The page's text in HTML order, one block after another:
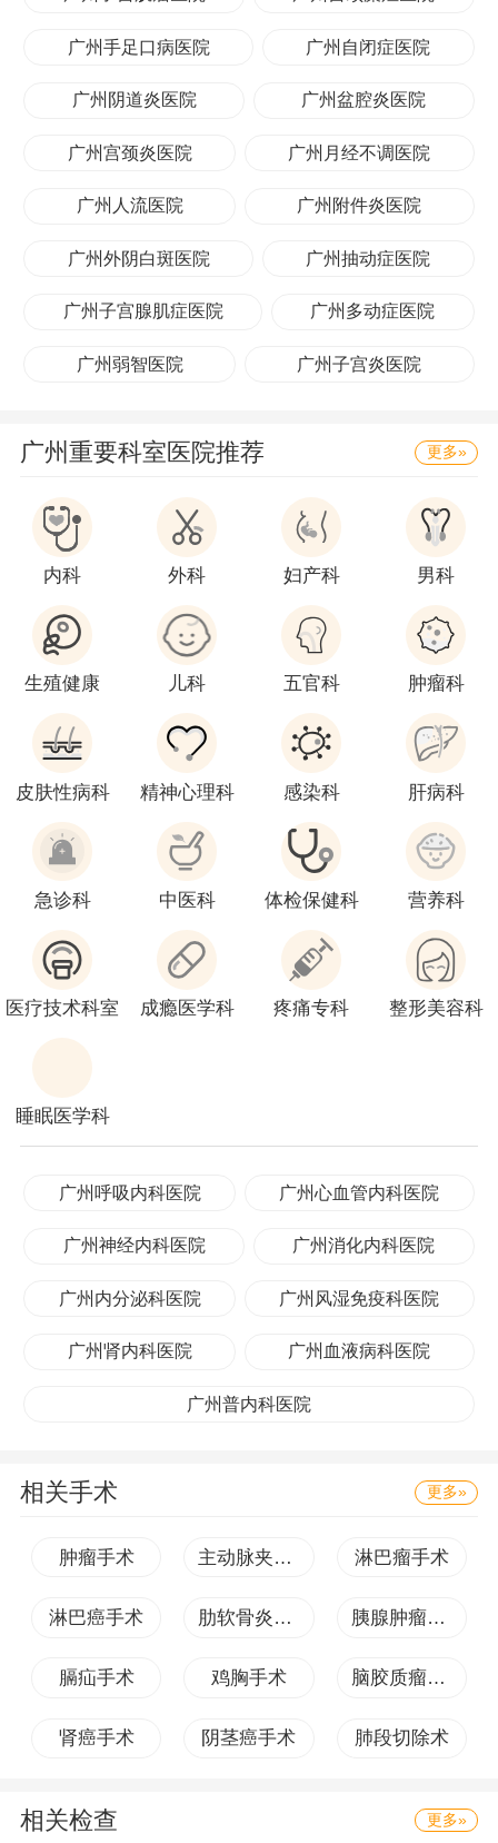
进步三等奖、广州市科技进步三等奖、肇庆市科
技进步二等奖及中国人民解放军总后勤部科技进
药学院等医学院校毕业生临床实习生，为他们走
向工作岗位打下很好临床基础。医院坚持“以病人
赢得广大人民群众的信任，病人遍及省内外、港
广州手足口病医院 广州自闭症医院
广州阴道炎医院 广州盆腔炎医院
广州宫颈炎医院 广州月经不调医院
广州人流医院 广州附件炎医院
广州外阴白斑医院 广州抽动症医院
广州子宫腺肌症医院 广州多动症医院
广州弱智医院 广州子宫炎医院
广州重要科室医院推荐 更多»
内科 外科 妇产科 男科
生殖健康 儿科 五官科 肿瘤科
皮肤性病科 精神心理科 感染科 肝病科
急诊科 中医科 体检保健科 营养科
医疗技术科室 成瘾医学科 疼痛专科 整形美容科
睡眠医学科
广州呼吸内科医院 广州心血管内科医院
广州神经内科医院 广州消化内科医院
广州内分泌科医院 广州风湿免疫科医院
广州肾内科医院 广州血液病科医院
广州普内科医院
相关手术 更多»
肿瘤手术 主动脉夹层手术 淋巴瘤手术
淋巴癌手术 肋软骨炎手术 胰腺肿瘤手术
膈疝手术 鸡胸手术 脑胶质瘤手术
肾癌手术 阴茎癌手术 肺段切除术
相关检查 更多»